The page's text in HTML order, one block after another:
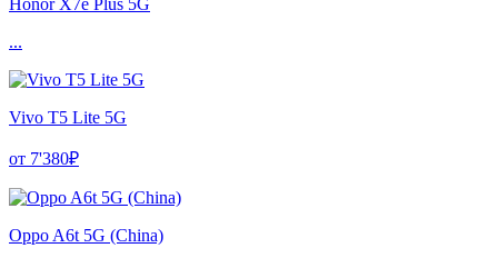
Honor X7e Plus 5G
...
Vivo T5 Lite 5G
от 7'380₽
Oppo A6t 5G (China)